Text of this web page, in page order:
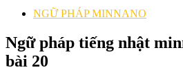
NGỮ PHÁP MINNANO
Ngữ pháp tiếng nhật
bài 20